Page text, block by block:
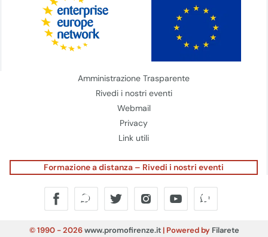
Amministrazione Trasparente
Rivedi i nostri eventi
Webmail
Privacy
Link utili
Formazione a distanza – Rivedi i nostri eventi
© 1990 - 2026www.promofirenze.it| Powered by Filarete